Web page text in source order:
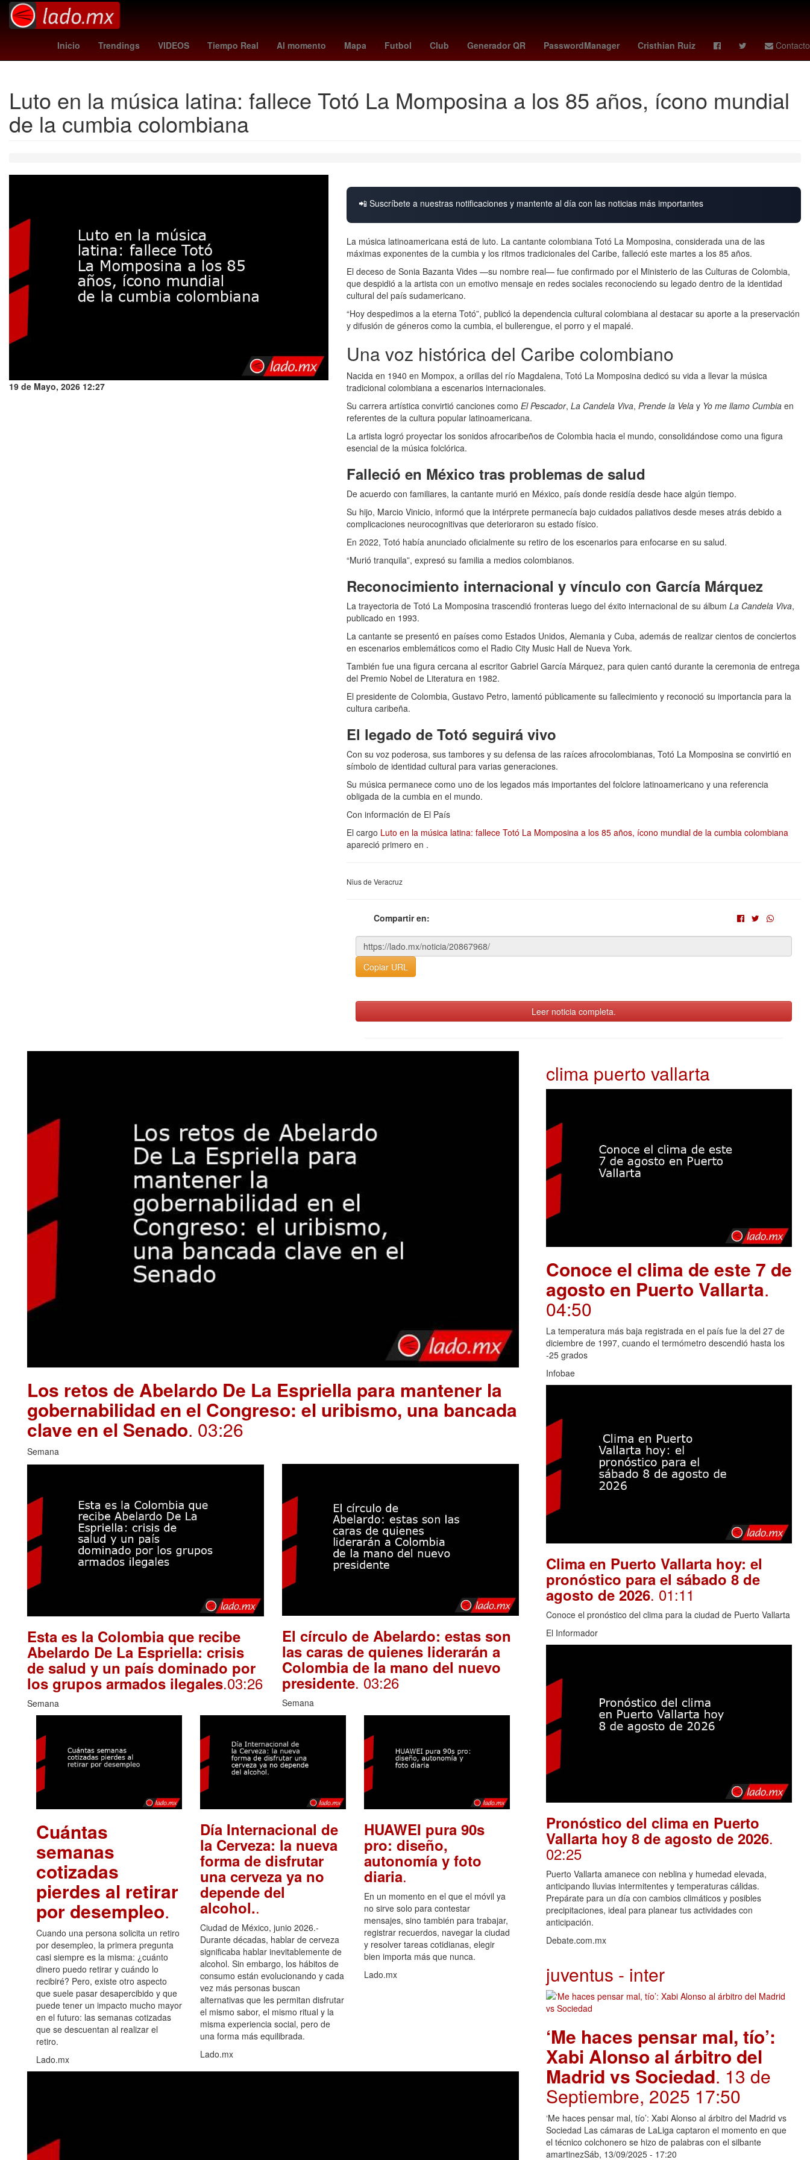
Inicio Trendings VIDEOS Tiempo Real Al momento Mapa Futbol Club Generador QR PasswordManager Cristhian Ruiz Contacto
clima mazatlan spider man tom holland 2024 Detroit Pistons ley de amparo claudia sheinbaum mariners vs dodgers toluca vs santos Germán Berterame Rogelio Funes Mori mexico vs
Luto en la música latina: fallece Totó La Momposina a los 85 años, ícono mundial
de la cumbia colombiana
19 de Mayo, 2026 12:27
📲 Suscríbete a nuestras notificaciones y mantente al día con las noticias más importantes
La música latinoamericana está de luto. La cantante colombiana Totó La Momposina, considerada una de las
máximas exponentes de la cumbia y los ritmos tradicionales del Caribe, falleció este martes a los 85 años.
El deceso de Sonia Bazanta Vides —su nombre real— fue confirmado por el Ministerio de las Culturas de Colombia,
que despidió a la artista con un emotivo mensaje en redes sociales reconociendo su legado dentro de la identidad
cultural del país sudamericano.
“Hoy despedimos a la eterna Totó”, publicó la dependencia cultural colombiana al destacar su aporte a la preservación
y difusión de géneros como la cumbia, el bullerengue, el porro y el mapalé.
Una voz histórica del Caribe colombiano
Nacida en 1940 en Mompox, a orillas del río Magdalena, Totó La Momposina dedicó su vida a llevar la música
tradicional colombiana a escenarios internacionales.
Su carrera artística convirtió canciones como El Pescador, La Candela Viva, Prende la Vela y Yo me llamo Cumbia en
referentes de la cultura popular latinoamericana.
La artista logró proyectar los sonidos afrocaribeños de Colombia hacia el mundo, consolidándose como una figura
esencial de la música folclórica.
Falleció en México tras problemas de salud
De acuerdo con familiares, la cantante murió en México, país donde residía desde hace algún tiempo.
Su hijo, Marcio Vinicio, informó que la intérprete permanecía bajo cuidados paliativos desde meses atrás debido a
complicaciones neurocognitivas que deterioraron su estado físico.
En 2022, Totó había anunciado oficialmente su retiro de los escenarios para enfocarse en su salud.
“Murió tranquila”, expresó su familia a medios colombianos.
Reconocimiento internacional y vínculo con García Márquez
La trayectoria de Totó La Momposina trascendió fronteras luego del éxito internacional de su álbum La Candela Viva,
publicado en 1993.
La cantante se presentó en países como Estados Unidos, Alemania y Cuba, además de realizar cientos de conciertos
en escenarios emblemáticos como el Radio City Music Hall de Nueva York.
También fue una figura cercana al escritor Gabriel García Márquez, para quien cantó durante la ceremonia de entrega
del Premio Nobel de Literatura en 1982.
El presidente de Colombia, Gustavo Petro, lamentó públicamente su fallecimiento y reconoció su importancia para la
cultura caribeña.
El legado de Totó seguirá vivo
Con su voz poderosa, sus tambores y su defensa de las raíces afrocolombianas, Totó La Momposina se convirtió en
símbolo de identidad cultural para varias generaciones.
Su música permanece como uno de los legados más importantes del folclore latinoamericano y una referencia
obligada de la cumbia en el mundo.
Con información de El País
El cargo Luto en la música latina: fallece Totó La Momposina a los 85 años, ícono mundial de la cumbia colombiana
apareció primero en .
Nius de Veracruz
Compartir en:
Copiar URL
Leer noticia completa.
Los retos de Abelardo De La Espriella para mantener la
gobernabilidad en el Congreso: el uribismo, una bancada
clave en el Senado. 03:26
Semana
Esta es la Colombia que recibe
Abelardo De La Espriella: crisis
de salud y un país dominado por
los grupos armados ilegales.03:26
Semana
El círculo de Abelardo: estas son
las caras de quienes liderarán a
Colombia de la mano del nuevo
presidente. 03:26
Semana
Cuántas
semanas
cotizadas
pierdes al retirar
por desempleo.
Cuando una persona solicita un retiro
por desempleo, la primera pregunta
casi siempre es la misma: ¿cuánto
dinero puedo retirar y cuándo lo
recibiré? Pero, existe otro aspecto
que suele pasar desapercibido y que
puede tener un impacto mucho mayor
en el futuro: las semanas cotizadas
que se descuentan al realizar el
retiro.
Lado.mx
Día Internacional de
la Cerveza: la nueva
forma de disfrutar
una cerveza ya no
depende del
alcohol..
Ciudad de México, junio 2026.-
Durante décadas, hablar de cerveza
significaba hablar inevitablemente de
alcohol. Sin embargo, los hábitos de
consumo están evolucionando y cada
vez más personas buscan
alternativas que les permitan disfrutar
el mismo sabor, el mismo ritual y la
misma experiencia social, pero de
una forma más equilibrada.
Lado.mx
HUAWEI pura 90s
pro: diseño,
autonomía y foto
diaria.
En un momento en el que el móvil ya
no sirve solo para contestar
mensajes, sino también para trabajar,
registrar recuerdos, navegar la ciudad
y resolver tareas cotidianas, elegir
bien importa más que nunca.
Lado.mx
clima puerto vallarta
Conoce el clima de este 7 de
agosto en Puerto Vallarta.
04:50
La temperatura más baja registrada en el país fue la del 27 de
diciembre de 1997, cuando el termómetro descendió hasta los
-25 grados
Infobae
Clima en Puerto Vallarta hoy: el
pronóstico para el sábado 8 de
agosto de 2026. 01:11
Conoce el pronóstico del clima para la ciudad de Puerto Vallarta
El Informador
Pronóstico del clima en Puerto
Vallarta hoy 8 de agosto de 2026.
02:25
Puerto Vallarta amanece con neblina y humedad elevada,
anticipando lluvias intermitentes y temperaturas cálidas.
Prepárate para un día con cambios climáticos y posibles
precipitaciones, ideal para planear tus actividades con
anticipación.
Debate.com.mx
juventus - inter
‘Me haces pensar mal, tío’:
Xabi Alonso al árbitro del
Madrid vs Sociedad. 13 de
Septiembre, 2025 17:50
‘Me haces pensar mal, tío’: Xabi Alonso al árbitro del Madrid vs
Sociedad Las cámaras de LaLiga captaron el momento en que
el técnico colchonero se hizo de palabras con el silbante
amartinezSáb, 13/09/2025 - 17:20